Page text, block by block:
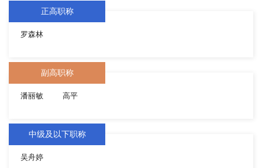
正高职称
罗森林
副高职称
潘丽敏 高平
中级及以下职称
吴舟婷